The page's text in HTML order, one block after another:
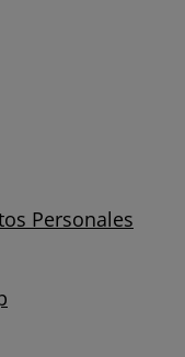
Personales